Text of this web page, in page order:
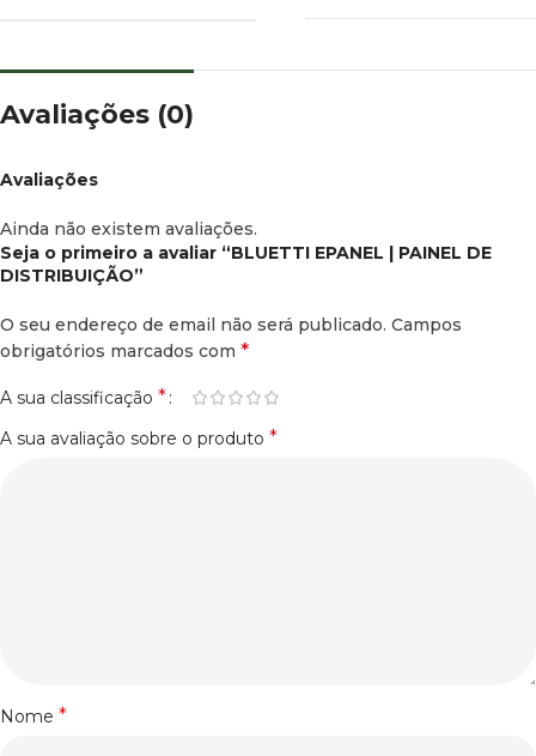
Avaliações (0)
Avaliações
Ainda não existem avaliações.
Seja o primeiro a avaliar “BLUETTI EPANEL | PAINEL DE
DISTRIBUIÇÃO”
O seu endereço de email não será publicado. Campos
obrigatórios marcados com *
A sua classificação *
A sua avaliação sobre o produto *
Nome *